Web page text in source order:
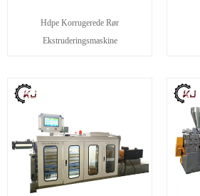
Hdpe Korrugerede Rør
Ekstruderingsmaskine